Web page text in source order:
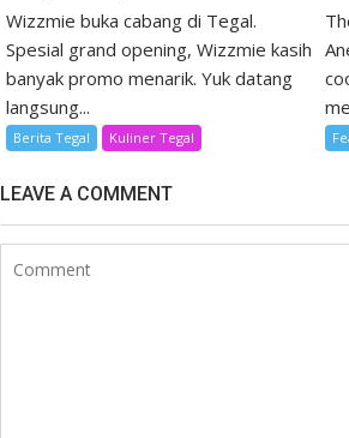
Wizzmie buka cabang di Tegal.
Spesial grand opening, Wizzmie kasih
banyak promo menarik. Yuk datang
langsung...
Berita Tegal Kuliner Tegal
LEAVE A COMMENT